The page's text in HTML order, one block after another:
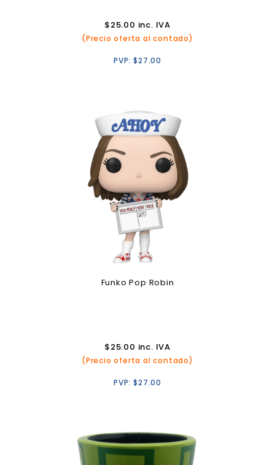
$25.00 inc. IVA
(Precio oferta al contado)
PVP:$27.00
Funko Pop Robin
$25.00 inc. IVA
(Precio oferta al contado)
PVP:$27.00